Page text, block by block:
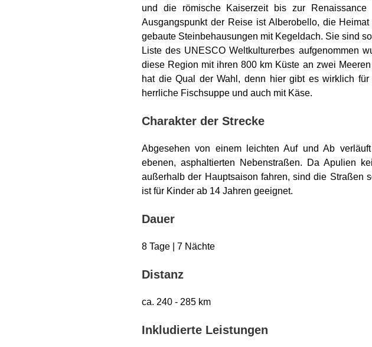
und die römische Kaiserzeit bis zur
Ausgangspunkt der Reise ist Alberobello, die Heimat
gebaute Steinbehausungen mit Kegeldach. Sie sind
Liste des UNESCO Weltkulturerbes aufgenommen
diese Region mit ihren 800 km Küste an zwei
hat die Qual der Wahl, denn hier gibt es wirklich
herrliche Fischsuppe und auch mit Käse.
Charakter der Strecke
Abgesehen von einem leichten Auf und Ab
ebenen, asphaltierten Nebenstraßen. Da Apulien
außerhalb der Hauptsaison fahren, sind die Straßen
ist für Kinder ab 14 Jahren geeignet.
Dauer
8 Tage | 7 Nächte
Distanz
ca. 240 - 285 km
Inkludierte Leistungen